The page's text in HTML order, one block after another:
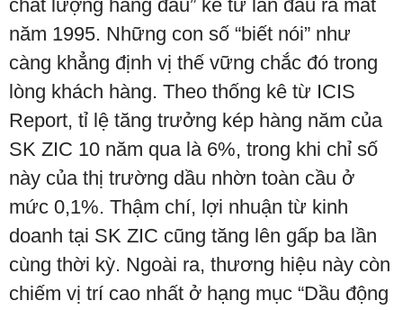
chất lượng hàng đầu” kể từ lần đầu ra mắt
năm 1995. Những con số “biết nói” như
càng khẳng định vị thế vững chắc đó trong
lòng khách hàng. Theo thống kê từ ICIS
Report, tỉ lệ tăng trưởng kép hàng năm của
SK ZIC 10 năm qua là 6%, trong khi chỉ số
này của thị trường dầu nhờn toàn cầu ở
mức 0,1%. Thậm chí, lợi nhuận từ kinh
doanh tại SK ZIC cũng tăng lên gấp ba lần
cùng thời kỳ. Ngoài ra, thương hiệu này còn
chiếm vị trí cao nhất ở hạng mục “Dầu động